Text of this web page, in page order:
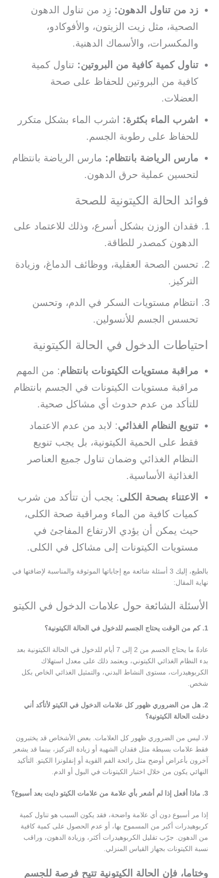
زد من تناول الدهون: زِد من تناول الدهون
الصحية، مثل زيت الزيتون، والأفوكادو،
والمكسرات، والأسماك الدهنية.
تناول كمية كافية من البروتين: تناول كمية
كافية من البروتين للحفاظ على صحة
العضلات.
اشرب الماء بكثرة: اشرب الماء بشكل متكرر
للحفاظ على رطوبة الجسم.
مارس الرياضة بانتظام: مارس الرياضة بانتظام
لتحسين عملية حرق الدهون.
فوائد الحالة الكيتونية للصحة
فقدان الوزن بشكل أسرع، وذلك للاعتماد على
الدهون كمصدر للطاقة.
تحسن الصحة العقلية، ووظائف الدماغ، وزيادة
التركيز.
انتظام مستويات السكر في الدم، وتحسن
تحسس الجسم للأنسولين.
احتياطات الدخول في الحالة الكيتونية
مراقبة مستويات الكيتونات بانتظام: من المهم
مراقبة مستويات الكيتونات في الجسم بانتظام
للتأكد من عدم حدوث أي مشاكل صحية.
تنويع النظام الغذائي: لابد من عدم الاعتماد
فقط على الحمية الكيتونية، بل يجب تنويع
النظام الغذائي وضمان تناول جميع العناصر
الغذائية الأساسية.
الاعتناء بصحة الكلى: يجب أن تتأكد من شرب
كميات كافية من الماء ومراقبة صحة الكلى،
حيث يمكن أن يؤدي الارتفاع المفاجئ في
مستويات الكيتونات إلى مشاكل في الكلى.
بالطبع، إليك 3 أسئلة شائعة مع إجاباتها الموثوقة والمناسبة لإضافتها في
نهاية المقال:
الأسئلة الشائعة حول علامات الدخول في الكيتو
1. كم من الوقت يحتاج الجسم للدخول في الحالة الكيتونية؟
عادةً ما يحتاج الجسم من 2 إلى 7 أيام للدخول في الحالة الكيتونية بعد
بدء النظام الغذائي الكيتوني، ويعتمد ذلك على معدل استهلاك
الكربوهيدرات، مستوى النشاط البدني، والتمثيل الغذائي الخاص بكل
شخص.
2. هل من الضروري ظهور كل علامات الدخول في الكيتو لأتأكد أني
دخلت الحالة الكيتونية؟
لا، ليس من الضروري ظهور كل العلامات. بعض الأشخاص قد يختبرون
فقط علامات بسيطة مثل فقدان الشهية أو زيادة التركيز، بينما قد يشعر
آخرون بأعراض أوضح مثل رائحة الفم القوية أو إنفلونزا الكيتو. التأكيد
النهائي يكون من خلال اختبار الكيتونات في البول أو الدم.
3. ماذا أفعل إذا لم أشعر بأي علامة من علامات الكيتو دايت بعد أسبوع؟
إذا مر أسبوع دون أي علامة واضحة، فقد يكون السبب هو تناول كمية
كربوهيدرات أكبر من المسموح بها، أو عدم الحصول على كمية كافية
من الدهون. جرّب تقليل الكربوهيدرات أكثر، وزيادة الدهون، وراقب
نسبة الكيتونات بجهاز القياس المنزلي.
وختاما، فإن الحالة الكيتونية تتيح فرصة للجسم